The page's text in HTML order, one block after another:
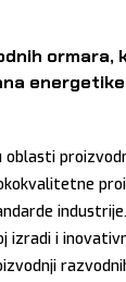
ormara,
oblasti
izradi i